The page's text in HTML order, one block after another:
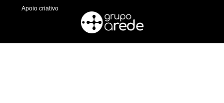
Apoio criativo